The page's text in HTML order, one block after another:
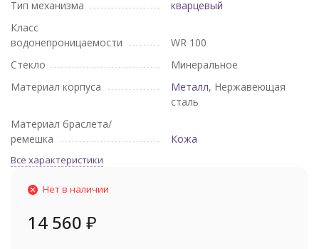
Тип механизма
кварцевый
Класс
водонепроницаемости
WR 100
Стекло
Минеральное
Материал корпуса
Металл, Нержавеющая
сталь
Материал браслета/
ремешка
Кожа
Все характеристики
Нет в наличии
14 560 ₽